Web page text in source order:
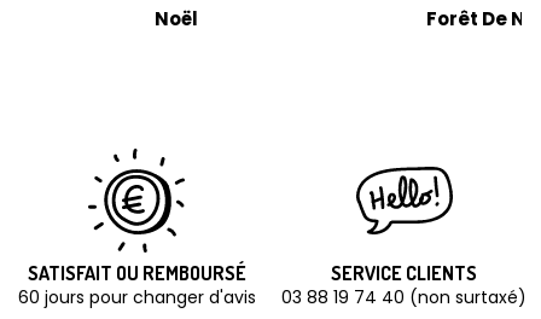
Noël Forêt De
SATISFAIT OU REMBOURSÉ
60 jours pour changer d'avis
SERVICE CLIENTS
03 88 19 74 40 (non surtaxé)